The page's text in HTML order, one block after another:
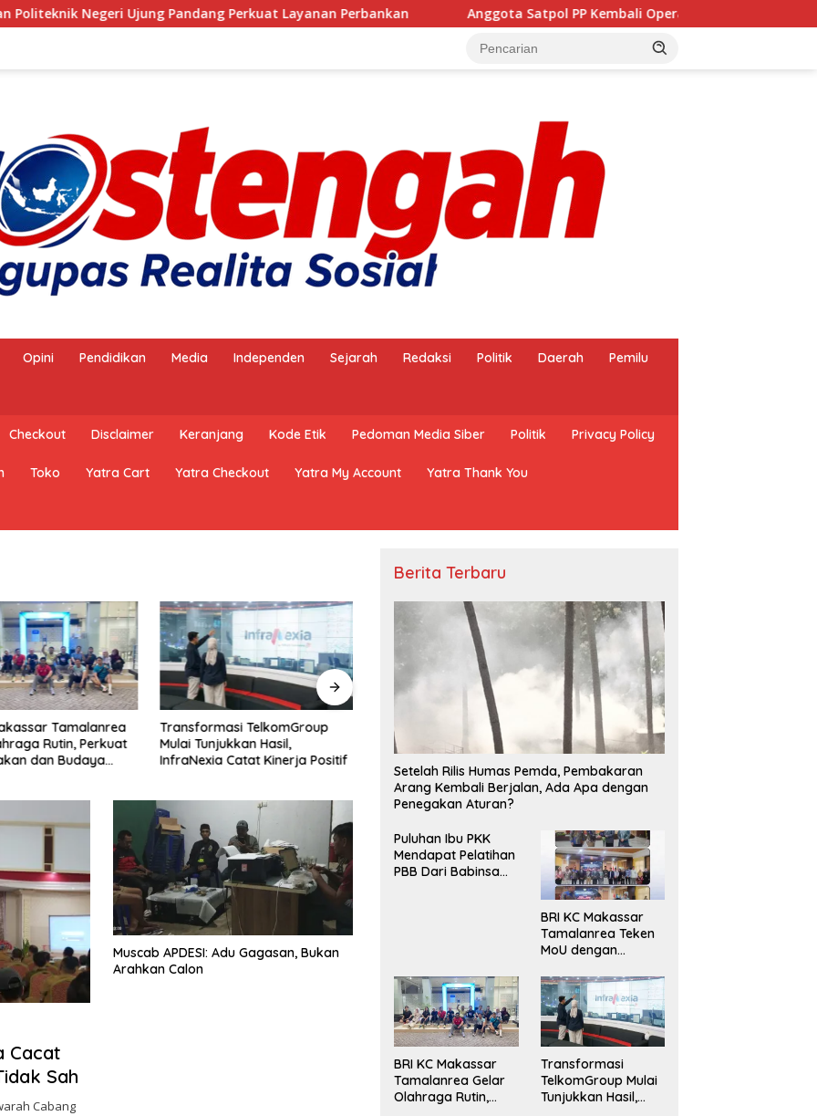
Negeri Ujung Pandang Perkuat Layanan Perbankan Anggota Satpol PP Kembali Operasikan Pembakaran Arang, Apa
Opini Pendidikan Media Independen Sejarah Redaksi Politik Daerah Pemilu
Checkout Disclaimer Keranjang Kode Etik Pedoman Media Siber Politik Privacy Policy
Toko Yatra Cart Yatra Checkout Yatra My Account Yatra Thank You
Tamalanrea
Rutin, Perkuat
dan Budaya
Transformasi TelkomGroup
Mulai Tunjukkan Hasil,
InfraNexia Catat Kinerja Positif
Anggota Satpol PP Kembali
Operasikan Pembakaran
Penangkapan Ikan Hidup
Dengan Bius Kembali Marak di
Cacat
Sah
Cabang
Muscab APDESI: Adu Gagasan, Bukan
Arahkan Calon
Berita Terbaru
Setelah Rilis Humas Pemda, Pembakaran
Arang Kembali Berjalan, Ada Apa dengan
Penegakan Aturan?
Puluhan Ibu PKK
Mendapat Pelatihan
PBB Dari Babinsa
BRI KC Makassar
Tamalanrea Teken
MoU dengan
Ujung Pandang
Perkuat Layanan
Perbankan
BRI KC Makassar
Tamalanrea Gelar
Olahraga Rutin,
Transformasi
TelkomGroup Mulai
Tunjukkan Hasil,